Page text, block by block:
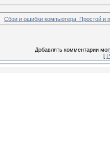
Сбои и ошибки компьютера. Простой и
Добавлять комментарии
[